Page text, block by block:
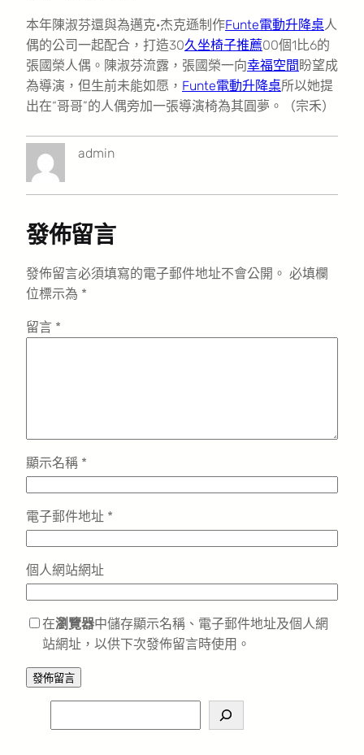
本年陳淑芬還與為邁克·杰克遜制作Funte電動升降桌人
偶的公司一起配合，打造30久坐椅子推薦00個1比6的
張國榮人偶。陳淑芬流露，張國榮一向幸福空間 盼望成
為導演，但生前未能如愿， Funte電動升降桌所以她提
出在“哥哥”的人偶旁加一張導演椅為其圓夢。（宗禾）
admin
發佈留言
發佈留言必須填寫的電子郵件地址不會公開。 必填欄
位標示為 *
留言 *
顯示名稱 *
電子郵件地址 *
個人網站網址
在瀏覽器中儲存顯示名稱、電子郵件地址及個人網
站網址，以供下次發佈留言時使用。
e